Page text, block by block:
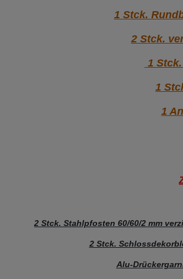
1 Stck.
2 Stck.
1
1
1
2 Stck. Stahlpfosten 60/60/2 mm
2 Stck.
Alu-